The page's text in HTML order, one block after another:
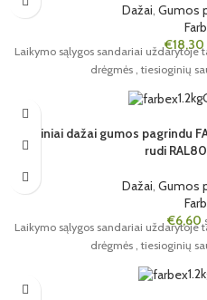
Dažai, Gumos
€18,30
Laikymo sąlygos sandariai uždarytoje
drėgmės , tiesioginių
1.2kg
Matiniai dažai gumos pagrindu
rudi
Dažai, Gumos
€6,60
Laikymo sąlygos sandariai uždarytoje
drėgmės , tiesioginių